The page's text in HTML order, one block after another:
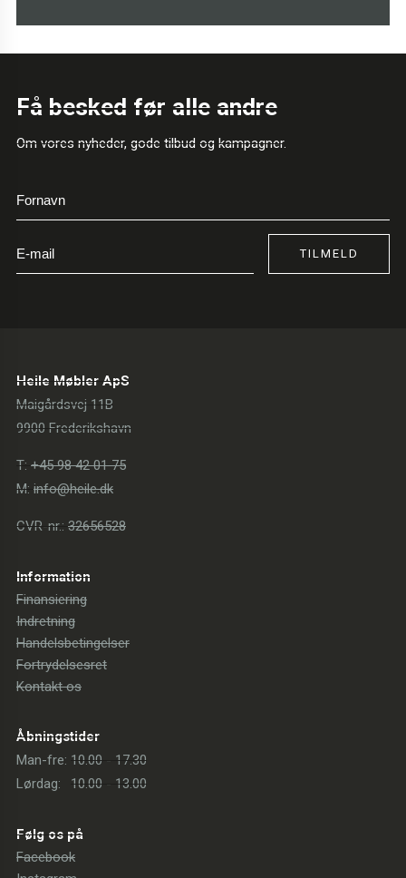
Få besked før alle andre
Om vores nyheder, gode tilbud og kampagner.
TILMELD
Heile Møbler ApS
Maigårdsvej 11B
9900 Frederikshavn
T: +45 98 42 01 75
M: info@heile.dk
CVR-nr.: 32656528
Information
Finansiering
Indretning
Handelsbetingelser
Fortrydelsesret
Kontakt os
Åbningstider
Man-fre: 10.00 - 17.30
Lørdag:
10.00 - 13.00
Følg os på
Facebook